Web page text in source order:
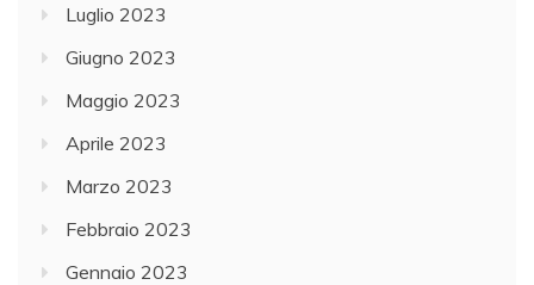
Luglio 2023
Giugno 2023
Maggio 2023
Aprile 2023
Marzo 2023
Febbraio 2023
Gennaio 2023